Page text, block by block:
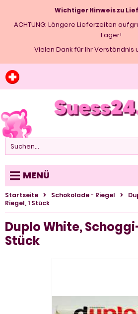
Wichtiger Hinweis zu
ACHTUNG: Längere Lieferzeiten
Lager!
Vielen Dank für Ihr Verständnis
MENÜ
Startseite Schokolade - Riegel
Riegel, 1 Stück
Duplo White,
Stück